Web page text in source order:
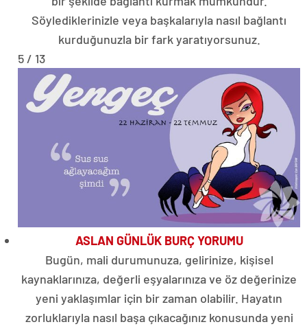
Söylediklerinizle veya başkalarıyla nasıl bağlantı
kurduğunuzla bir fark yaratıyorsunuz.
5 / 13
ASLAN GÜNLÜK BURÇ YORUMU
Bugün, mali durumunuza, gelirinize, kişisel
kaynaklarınıza, değerli eşyalarınıza ve öz değerinize
yeni yaklaşımlar için bir zaman olabilir. Hayatın
zorluklarıyla nasıl başa çıkacağınız konusunda yeni